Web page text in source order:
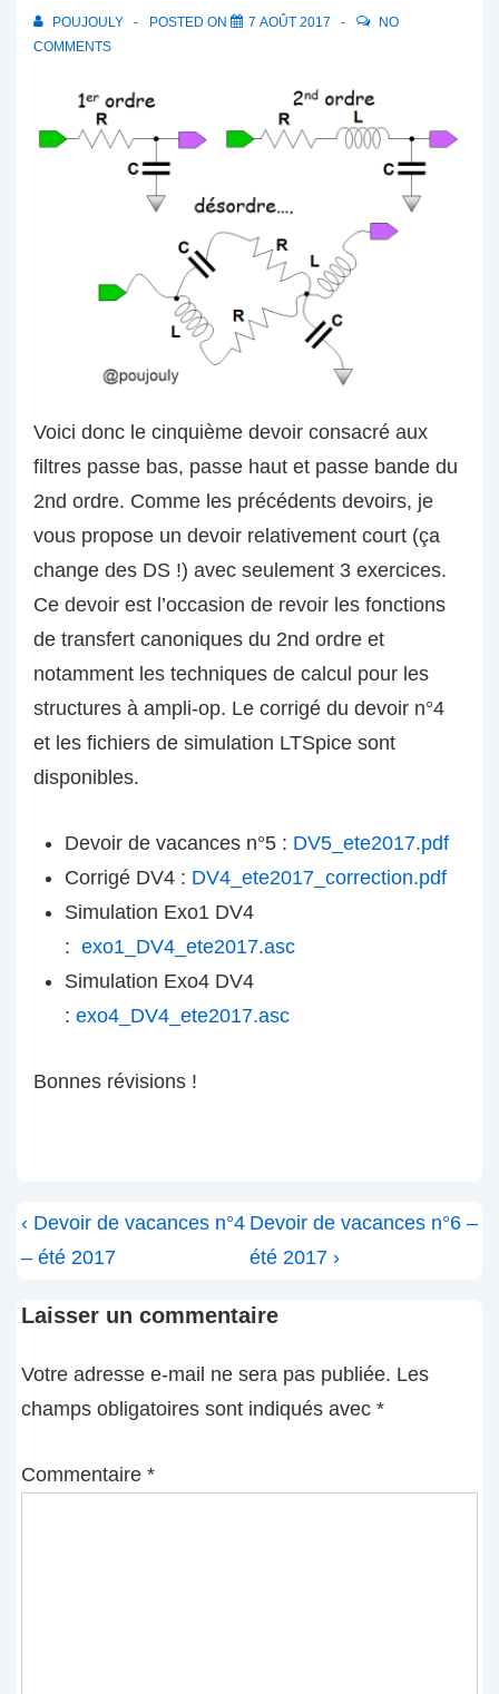
POUJOULY POSTED ON 7 AOÛT 2017
NO
COMMENTS
Voici donc le cinquième devoir consacré aux
filtres passe bas, passe haut et passe bande du
2nd ordre. Comme les précédents devoirs, je
vous propose un devoir relativement court (ça
change des DS !) avec seulement 3 exercices.
Ce devoir est l’occasion de revoir les fonctions
de transfert canoniques du 2nd ordre et
notamment les techniques de calcul pour les
structures à ampli-op. Le corrigé du devoir n°4
et les fichiers de simulation LTSpice sont
disponibles.
Devoir de vacances n°5 : DV5_ete2017.pdf
Corrigé DV4 : DV4_ete2017_correction.pdf
Simulation Exo1 DV4
: exo1_DV4_ete2017.asc
Simulation Exo4 DV4
: exo4_DV4_ete2017.asc
Bonnes révisions !
Navigation
de
l’article
Previous
Post
‹ Devoir de vacances n°4
– été 2017
Next
Post
Devoir de vacances n°6 –
été 2017 ›
Laisser un commentaire
Votre adresse e-mail ne sera pas publiée. Les
champs obligatoires sont indiqués avec *
Commentaire *